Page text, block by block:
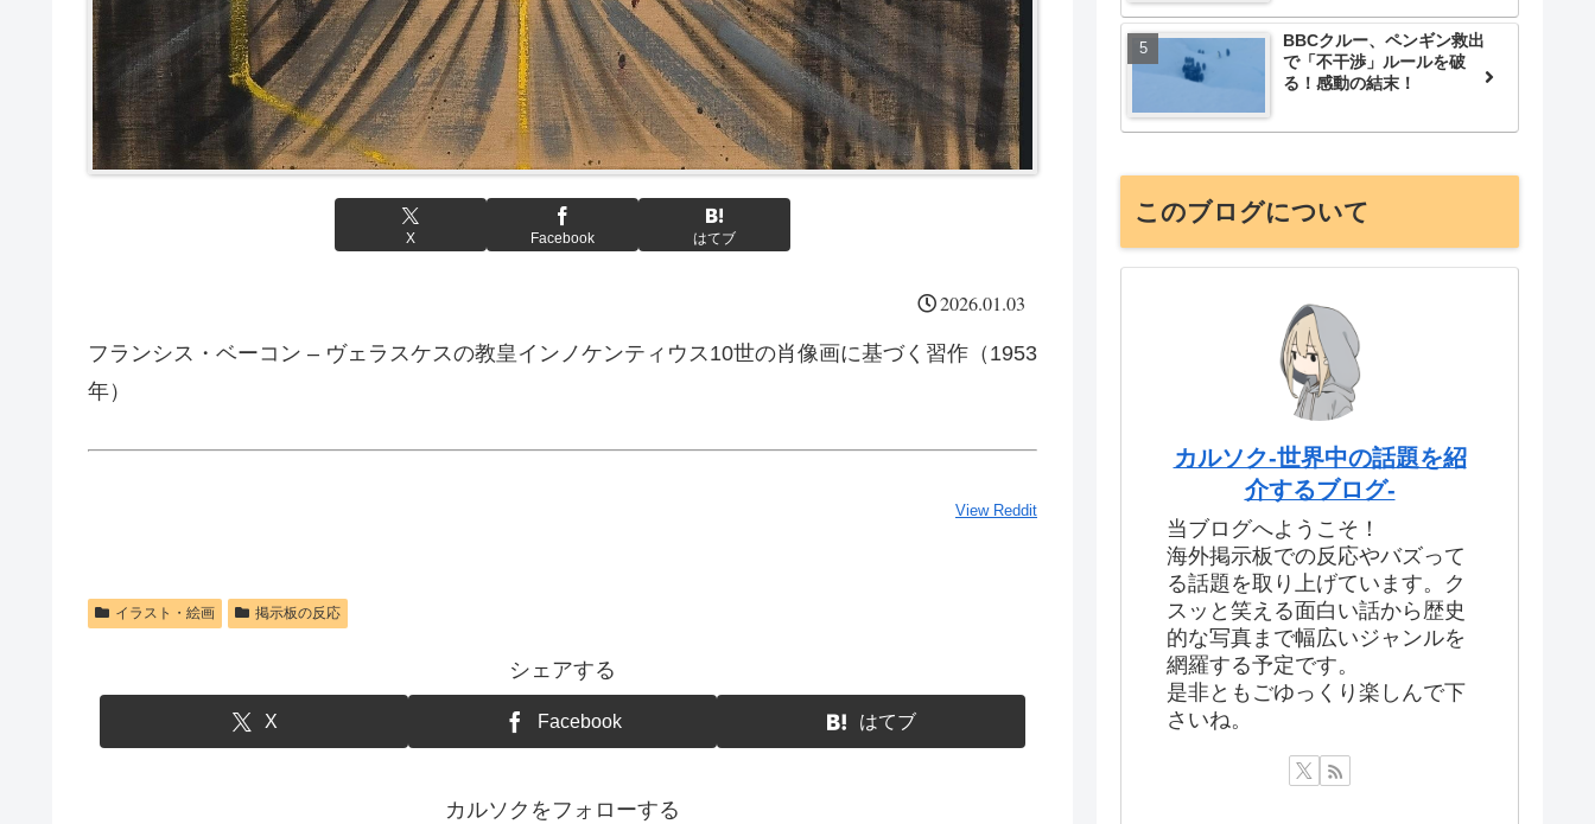
X Facebook はてブ
2026.01.03
フランシス・ベーコン – ヴェラスケスの教皇インノケンティウス10世の肖像画に基づく習作（1953
年）
View Reddit
イラスト・絵画 掲示板の反応
シェアする
X Facebook はてブ
カルソクをフォローする
BBCクルー、ペンギン救出
で「不干渉」ルールを破
る！感動の結末！
このブログについて
カルソク-世界中の話題を紹
介するブログ-
当ブログへようこそ！
海外掲示板での反応やバズって
る話題を取り上げています。ク
スッと笑える面白い話から歴史
的な写真まで幅広いジャンルを
網羅する予定です。
是非ともごゆっくり楽しんで下
さいね。